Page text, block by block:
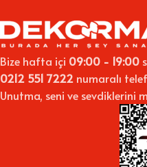
Bize hafta içi 09:00 - 19:00
0212 551 7222 numaralı
Unutma, seni ve sevdiklerini